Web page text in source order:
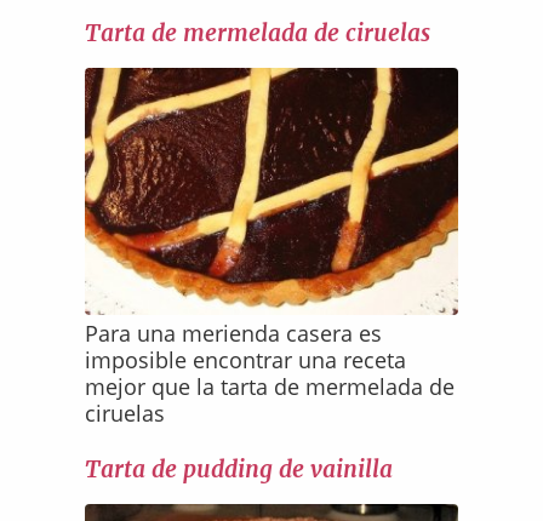
Tarta de mermelada de ciruelas
Para una merienda casera es
imposible encontrar una receta
mejor que la tarta de mermelada de
ciruelas
Tarta de pudding de vainilla